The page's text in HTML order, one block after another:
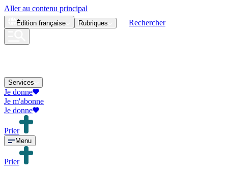
Aller au contenu principal
Édition française Rubriques Rechercher
Services
Je donne
Je m'abonne
Je donne
Prier
Menu
Prier